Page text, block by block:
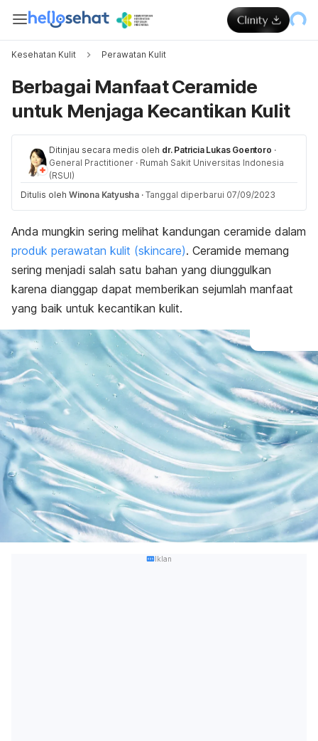
Kesehatan Kulit Perawatan Kulit
Berbagai Manfaat Ceramide
untuk Menjaga Kecantikan Kulit
Ditinjau secara medis oleh dr. Patricia Lukas Goentoro ·
General Practitioner · Rumah Sakit Universitas Indonesia
(RSUI)
Ditulis oleh Winona Katyusha · Tanggal diperbarui 07/09/2023
Anda mungkin sering melihat kandungan ceramide dalam
produk perawatan kulit (skincare). Ceramide memang
sering menjadi salah satu bahan yang diunggulkan
karena dianggap dapat memberikan sejumlah manfaat
yang baik untuk kecantikan kulit.
Iklan